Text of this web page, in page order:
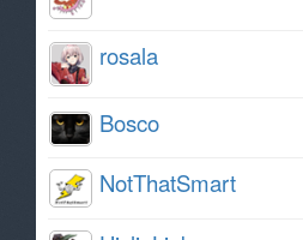
rosala
Bosco
NotThatSmart